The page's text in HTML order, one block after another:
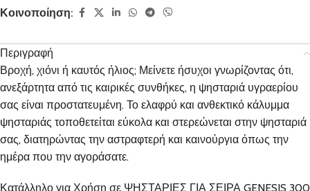
Κοινοποίηση:
Περιγραφή
Βροχή, χιόνι ή καυτός ήλιος; Μείνετε ήσυχοι γνωρίζοντας ότι,
ανεξάρτητα από τις καιρικές συνθήκες, η ψησταριά υγραερίου
σας είναι προστατευμένη. Το ελαφρύ και ανθεκτικό κάλυμμα
ψησταριάς τοποθετείται εύκολα και στερεώνεται στην ψησταριά
σας, διατηρώντας την αστραφτερή και καινούργια όπως την
ημέρα που την αγοράσατε.
Κατάλληλο για Χρήση σε ΨΗΣΤΑΡΙΕΣ ΓΙΑ ΣΕΙΡΑ GENESIS 300